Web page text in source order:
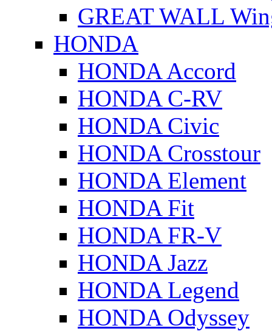
GREAT WALL
HONDA
HONDA Accord
HONDA C-RV
HONDA Civic
HONDA Crosstour
HONDA Element
HONDA Fit
HONDA FR-V
HONDA Jazz
HONDA Legend
HONDA Odyssey